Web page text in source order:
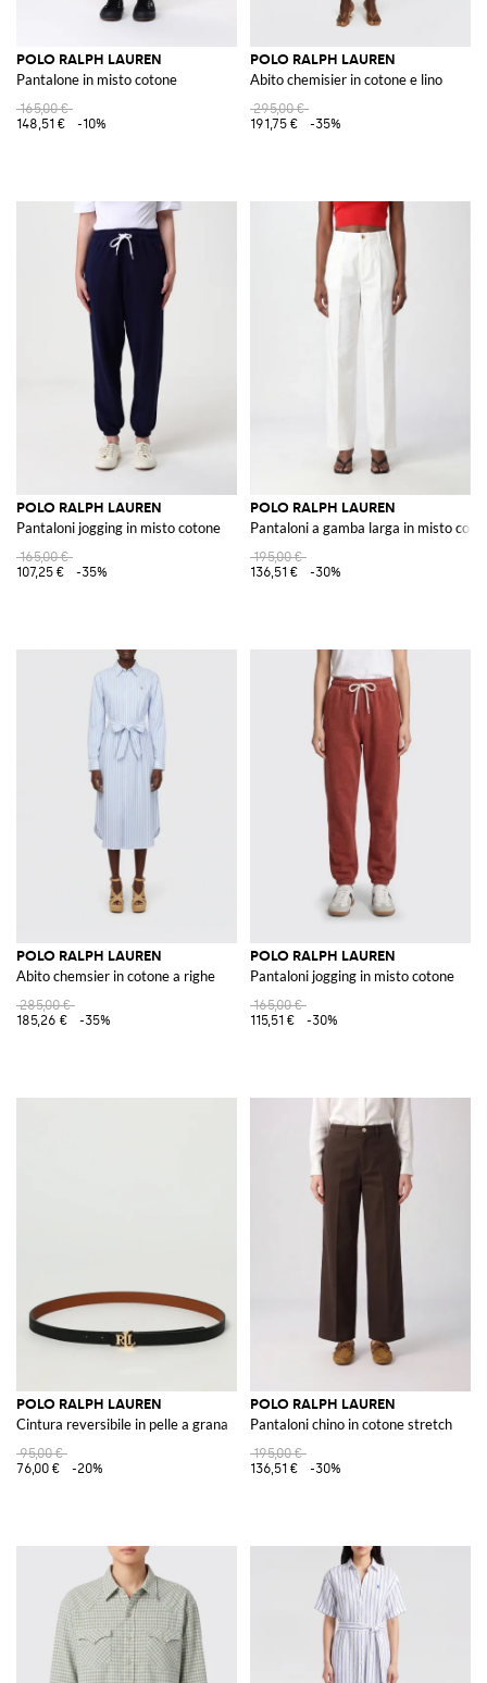
POLO RALPH LAUREN
Pantalone in misto cotone
165,00 €
148,51 €
-10%
POLO RALPH LAUREN
Abito chemisier in cotone e lino
295,00 €
191,75 €
-35%
POLO RALPH LAUREN
Pantaloni jogging in misto cotone
165,00 €
107,25 €
-35%
POLO RALPH LAUREN
Pantaloni a gamba larga in misto
195,00 €
136,51 €
-30%
POLO RALPH LAUREN
Abito chemsier in cotone a righe
285,00 €
185,26 €
-35%
POLO RALPH LAUREN
Pantaloni jogging in misto cotone
165,00 €
115,51 €
-30%
POLO RALPH LAUREN
Cintura reversibile in pelle a grana
95,00 €
76,00 €
-20%
POLO RALPH LAUREN
Pantaloni chino in cotone stretch
195,00 €
136,51 €
-30%